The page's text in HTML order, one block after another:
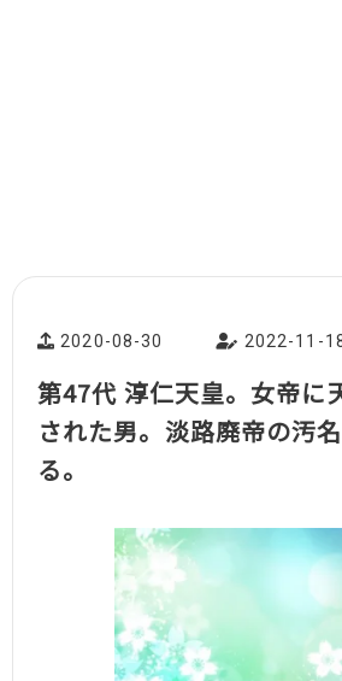
2020-08-30 2022-11-
第47代 淳仁天皇。女帝に
された男。淡路廃帝の汚
る。